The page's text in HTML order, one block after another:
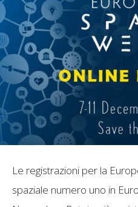
Le registrazioni per la
spaziale numero uno in